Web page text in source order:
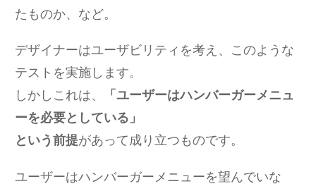
たものか、など。
デザイナーはユーザビリティを考え、このような
テストを実施します。
しかしこれは、
「ユーザーはハンバーガーメニュ
ーを必要としている」
という前提があって成り立つものです。
ユーザーはハンバーガーメニューを望んでいな